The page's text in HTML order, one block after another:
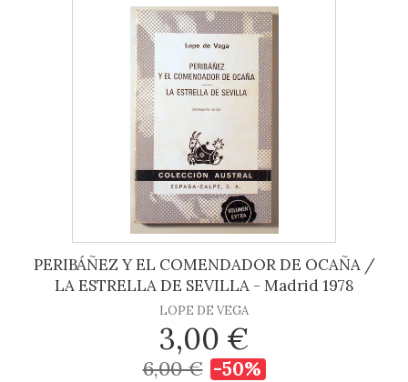
PERIBÁÑEZ Y EL COMENDADOR DE OCAÑA /
LA ESTRELLA DE SEVILLA - Madrid 1978
LOPE DE VEGA
3,00 €
6,00 € -50%